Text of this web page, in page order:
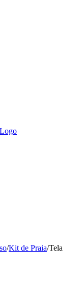
/Kit de Praia/Tela